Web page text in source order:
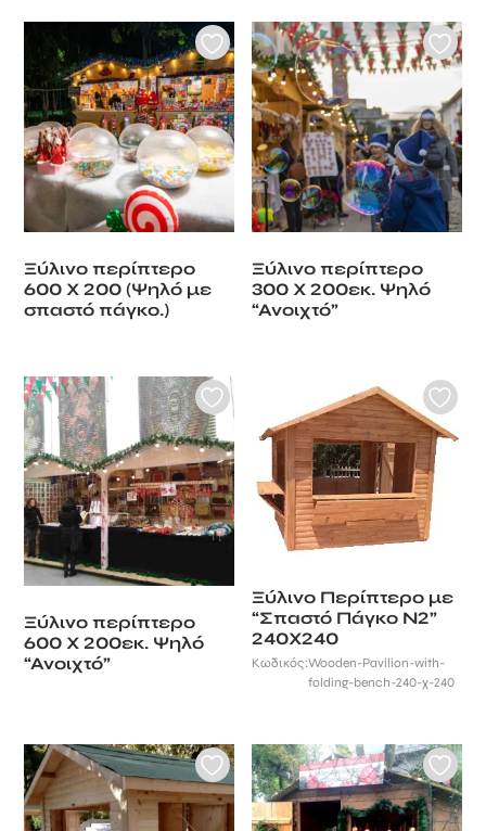
Ξύλινο περίπτερο
600 Χ 200 (Ψηλό με
σπαστό πάγκο.)
Ξύλινο περίπτερο
300 Χ 200εκ. Ψηλό
“Ανοιχτό”
Ξύλινο περίπτερο
600 Χ 200εκ. Ψηλό
“Ανοιχτό”
Ξύλινο Περίπτερο με
“Σπαστό Πάγκο N2”
240Χ240
Κωδικός:Wooden-Pavilion-with-
folding-bench-240-χ-240